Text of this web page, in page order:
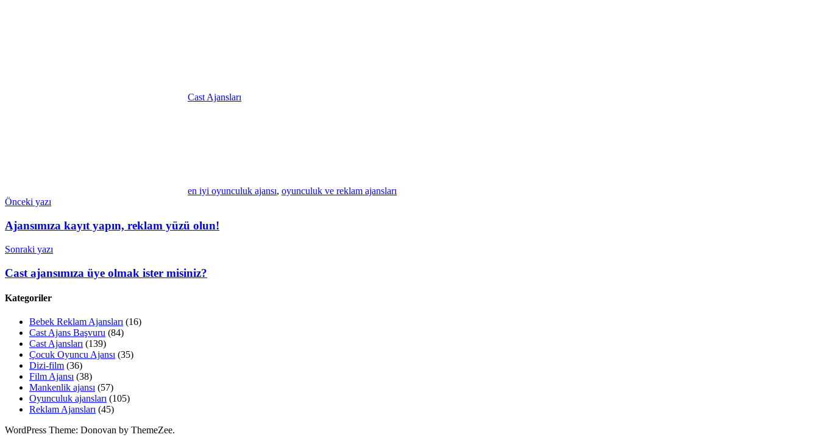
Cast Ajansları
en iyi oyunculuk ajansı, oyunculuk ve reklam ajansları
Yazı
gezinmesi
Önceki yazı
Ajansımıza kayıt yapın, reklam yüzü olun!
Sonraki yazı
Cast ajansımıza üye olmak ister misiniz?
Kategoriler
Bebek Reklam Ajansları (16)
Cast Ajans Başvuru (84)
Cast Ajansları (139)
Çocuk Oyuncu Ajansı (35)
Dizi-film (36)
Film Ajansı (38)
Mankenlik ajansı (57)
Oyunculuk ajansları (105)
Reklam Ajansları (45)
WordPress Theme: Donovan by ThemeZee.